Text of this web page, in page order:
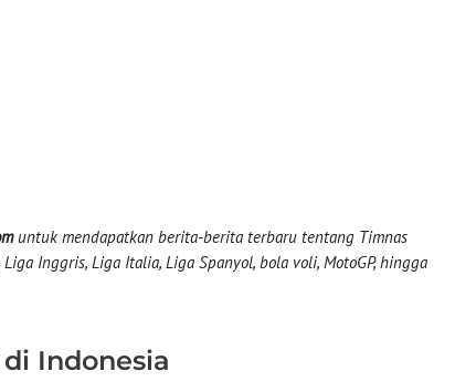
untuk mendapatkan berita-berita terbaru tentang Timnas
Inggris, Liga Italia, Liga Spanyol, bola voli, MotoGP, hingga
Indonesia